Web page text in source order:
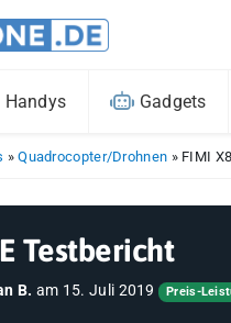
Handys Gadgets
»Quadrocopter/Drohnen » FIMI
Testbericht
B. am 15. Juli 2019 Preis-